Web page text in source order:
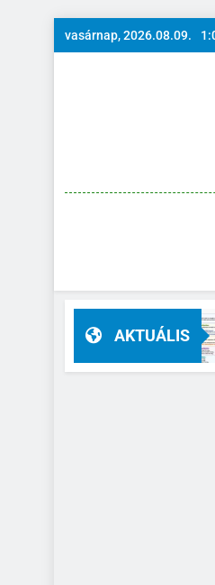
Ugrás
a
vasárnap, 2026.08.09.
AKTUÁLIS